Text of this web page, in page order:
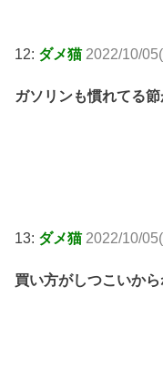
12: ダメ猫 2022/10/
ガソリンも慣れてる
13: ダメ猫 2022/10/
買い方がしつこいから